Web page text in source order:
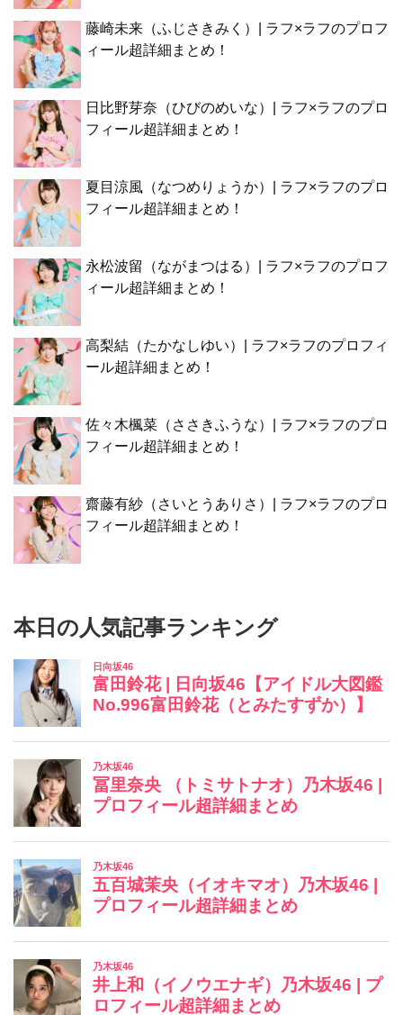
藤崎未来（ふじさきみく）| ラフ×ラフのプロフ
ィール超詳細まとめ！
日比野芽奈（ひびのめいな）| ラフ×ラフのプロ
フィール超詳細まとめ！
夏目涼風（なつめりょうか）| ラフ×ラフのプロ
フィール超詳細まとめ！
永松波留（ながまつはる）| ラフ×ラフのプロフ
ィール超詳細まとめ！
高梨結（たかなしゆい）| ラフ×ラフのプロフィ
ール超詳細まとめ！
佐々木楓菜（ささきふうな）| ラフ×ラフのプロ
フィール超詳細まとめ！
齋藤有紗（さいとうありさ）| ラフ×ラフのプロ
フィール超詳細まとめ！
本日の人気記事ランキング